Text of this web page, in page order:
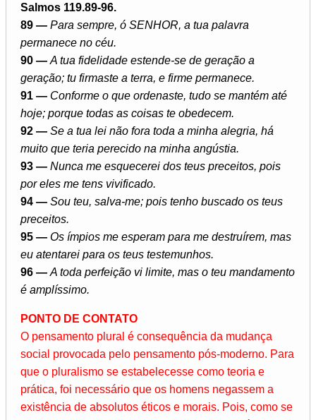
Salmos 119.89-96.
89 — Para sempre, ó SENHOR, a tua palavra
permanece no céu.
90 — A tua fidelidade estende-se de geração a
geração; tu firmaste a terra, e firme permanece.
91 — Conforme o que ordenaste, tudo se mantém até
hoje; porque todas as coisas te obedecem.
92 — Se a tua lei não fora toda a minha alegria, há
muito que teria perecido na minha angústia.
93 — Nunca me esquecerei dos teus preceitos, pois
por eles me tens vivificado.
94 — Sou teu, salva-me; pois tenho buscado os teus
preceitos.
95 — Os ímpios me esperam para me destruírem, mas
eu atentarei para os teus testemunhos.
96 — A toda perfeição vi limite, mas o teu mandamento
é amplíssimo.
PONTO DE CONTATO
O pensamento plural é consequência da mudança
social provocada pelo pensamento pós-moderno. Para
que o pluralismo se estabelecesse como teoria e
prática, foi necessário que os homens negassem a
existência de absolutos éticos e morais. Pois, como se